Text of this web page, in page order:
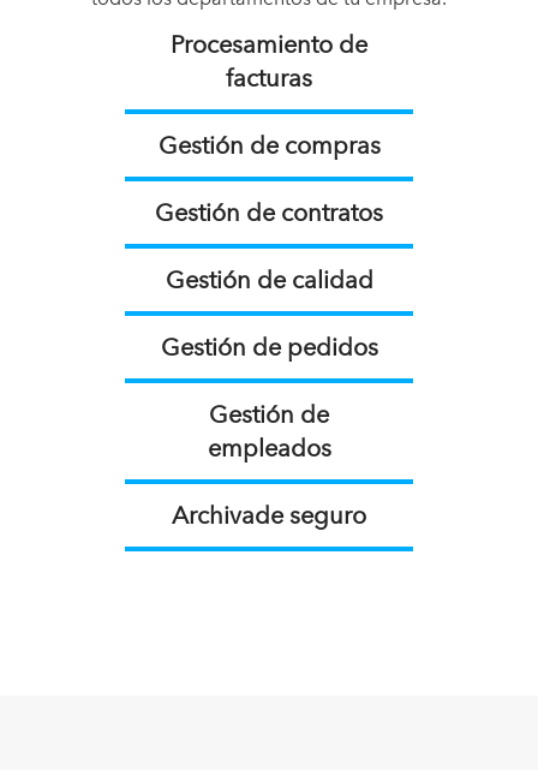
Procesamiento de
facturas
Gestión de compras
Gestión de contratos
Gestión de calidad
Gestión de pedidos
Gestión de
empleados
Archivade seguro